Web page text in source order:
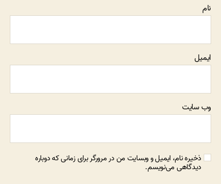
نام
ایمیل
وب‌ سایت
ذخیره نام، ایمیل و وبسایت من در مرورگر برای زمانی که دوباره
دیدگاهی می‌نویسم.